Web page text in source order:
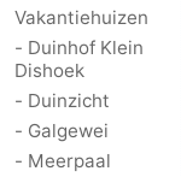
Vakantiehuizen
- Duinhof Klein
Dishoek
- Duinzicht
- Galgewei
- Meerpaal